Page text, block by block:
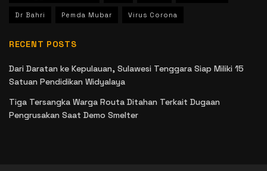
Dr Bahri Pemda Mubar Virus Corona
RECENT POSTS
Dari Daratan ke Kepulauan, Sulawesi Tenggara Siap Miliki 15
Satuan Pendidikan Widyalaya
Tiga Tersangka Warga Routa Ditahan Terkait Dugaan
Pengrusakan Saat Demo Smelter